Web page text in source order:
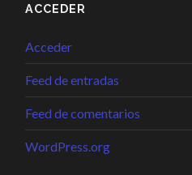
ACCEDER
Acceder
Feed de entradas
Feed de comentarios
WordPress.org